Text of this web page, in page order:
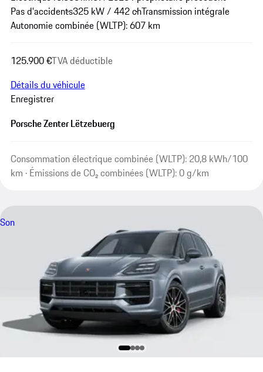
Pas d'accidents325 kW / 442 chTransmission intégrale
Autonomie combinée (WLTP): 607 km
125.900 €TVA déductible
Détails du véhicule
Enregistrer
Porsche Zenter Lëtzebuerg
Consommation électrique combinée (WLTP): 20,8 kWh/100
km · Émissions de CO₂ combinées (WLTP): 0 g/km
Son